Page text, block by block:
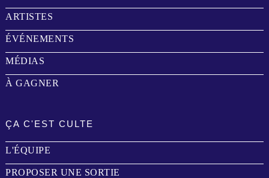
ARTISTES
ÉVÉNEMENTS
MÉDIAS
À GAGNER
ÇA C'EST CULTE
L'ÉQUIPE
PROPOSER UNE SORTIE